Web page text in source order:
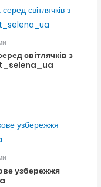
світлячків з
узбережжя